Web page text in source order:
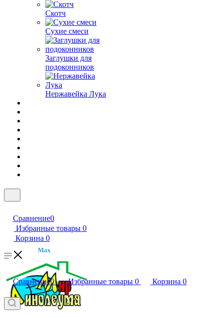
Скотч
Сухие смеси
Заглушки для
подоконников
Нержавейка Лука
Сравнение0
Избранные товары 0
Корзина 0
Max
Сравнение0 Избранные товары 0 Корзина 0